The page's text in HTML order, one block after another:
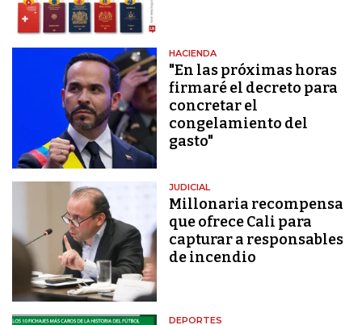
HACIENDA
"En las próximas horas
firmaré el decreto para
concretar el
congelamiento del
gasto"
JUDICIAL
Millonaria recompensa
que ofrece Cali para
capturar a responsables
de incendio
DEPORTES